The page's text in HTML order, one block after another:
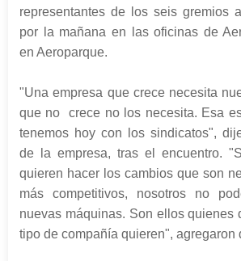
representantes de los seis gremios
por la mañana en las oficinas de
en Aeroparque.
"Una empresa que crece necesita
que no crece no los necesita. Esa
tenemos hoy con los sindicatos",
de la empresa, tras el encuentro.
quieren hacer los cambios que son
más competitivos, nosotros no
nuevas máquinas. Son ellos quienes
tipo de compañía quieren", agregaron